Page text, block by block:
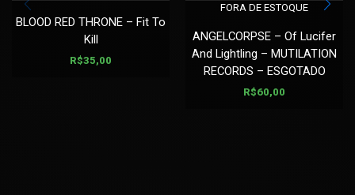
BLOOD RED THRONE – Fit To
Kill
R$35,00
FORA DE ESTOQUE
ANGELCORPSE – Of Lucifer
And Lightling – MUTILATION
RECORDS – ESGOTADO
R$60,00